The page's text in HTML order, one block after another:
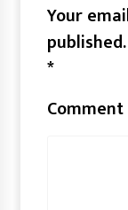
Your
published.
*
Comment